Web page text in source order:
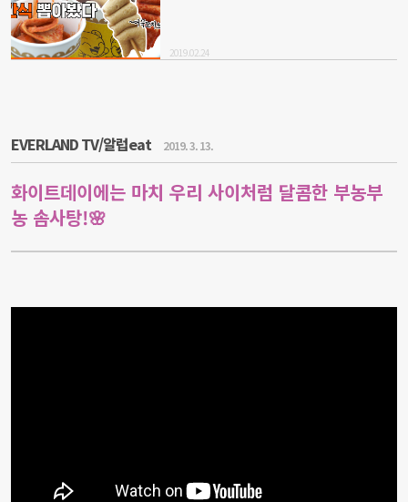
2019.02.24
EVERLAND TV/알럽eat 2019. 3. 13.
화이트데이에는 마치 우리 사이처럼 달콤한 부농부
농 솜사탕!🌸